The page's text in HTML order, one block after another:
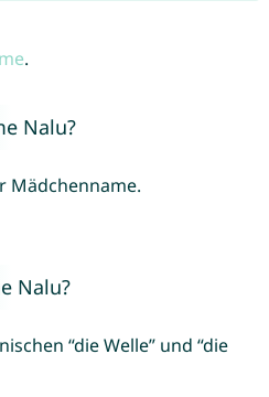
.
Nalu?
Mädchenname.
Nalu?
“die Welle” und “die